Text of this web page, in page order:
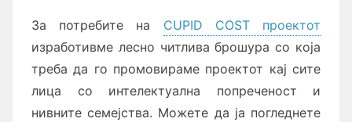
За потребите на CUPID COST проектот
изработивме лесно читлива брошура со која
треба да го промовираме проектот кај сите
лица со интелектуална попреченост и
нивните семејства. Можете да ја погледнете